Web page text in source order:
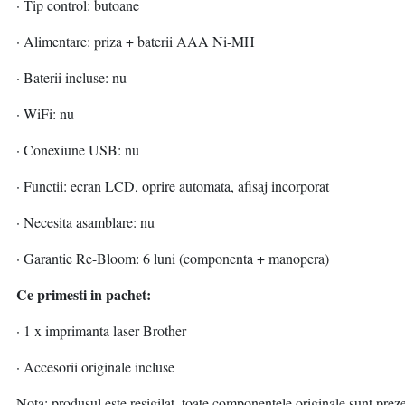
· Tip control: butoane
· Alimentare: priza + baterii AAA Ni-MH
· Baterii incluse: nu
· WiFi: nu
· Conexiune USB: nu
· Functii: ecran LCD, oprire automata, afisaj incorporat
· Necesita asamblare: nu
· Garantie Re-Bloom: 6 luni (componenta + manopera)
Ce primesti in pachet:
· 1 x imprimanta laser Brother
· Accesorii originale incluse